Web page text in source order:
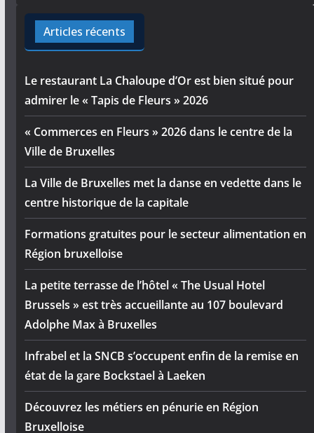
Articles récents
Le restaurant La Chaloupe d’Or est bien situé pour
admirer le « Tapis de Fleurs » 2026
« Commerces en Fleurs » 2026 dans le centre de la
Ville de Bruxelles
La Ville de Bruxelles met la danse en vedette dans le
centre historique de la capitale
Formations gratuites pour le secteur alimentation en
Région bruxelloise
La petite terrasse de l’hôtel « The Usual Hotel
Brussels » est très accueillante au 107 boulevard
Adolphe Max à Bruxelles
Infrabel et la SNCB s’occupent enfin de la remise en
état de la gare Bockstael à Laeken
Découvrez les métiers en pénurie en Région
Bruxelloise